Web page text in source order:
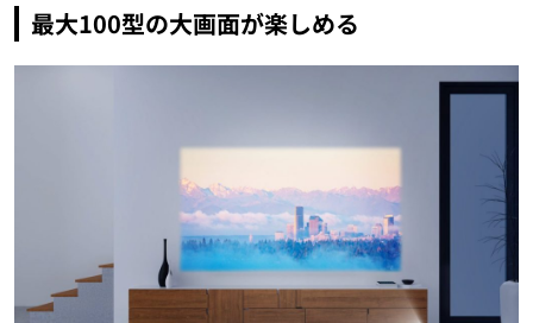
最大100型の大画面が楽しめる